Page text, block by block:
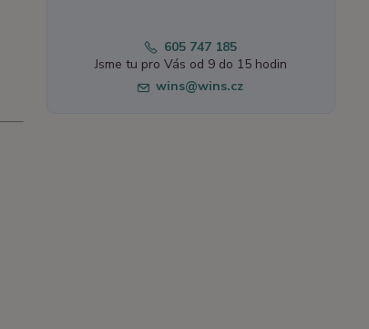
605 747 185
Jsme tu pro Vás od 9 do 15 hodin
wins@wins.cz